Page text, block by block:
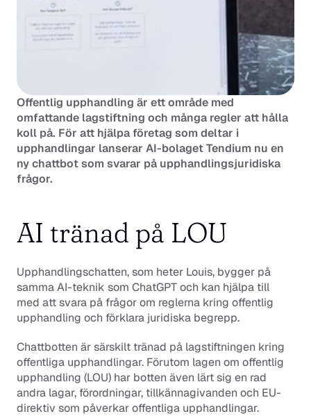
Offentlig upphandling är ett område med
omfattande lagstiftning och många regler att hålla
koll på. För att hjälpa företag som deltar i
upphandlingar lanserar AI-bolaget Tendium nu en
ny chattbot som svarar på upphandlingsjuridiska
frågor.
AI tränad på LOU
Upphandlingschatten, som heter Louis, bygger på
samma AI-teknik som ChatGPT och kan hjälpa till
med att svara på frågor om reglerna kring offentlig
upphandling och förklara juridiska begrepp.
Chattbotten är särskilt tränad på lagstiftningen kring
offentliga upphandlingar. Förutom lagen om offentlig
upphandling (LOU) har botten även lärt sig en rad
andra lagar, förordningar, tillkännagivanden och EU-
direktiv som påverkar offentliga upphandlingar.